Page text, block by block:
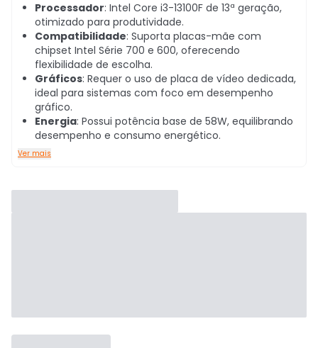
Processador: Intel Core i3-13100F de 13ª geração,
otimizado para produtividade.
Compatibilidade: Suporta placas-mãe com
chipset Intel Série 700 e 600, oferecendo
flexibilidade de escolha.
Gráficos: Requer o uso de placa de vídeo dedicada,
ideal para sistemas com foco em desempenho
gráfico.
Energia: Possui potência base de 58W, equilibrando
desempenho e consumo energético.
Ver mais